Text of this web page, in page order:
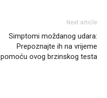
Next article
Simptomi moždanog udara:
Prepoznajte ih na vrijeme
pomoću ovog brzinskog testa